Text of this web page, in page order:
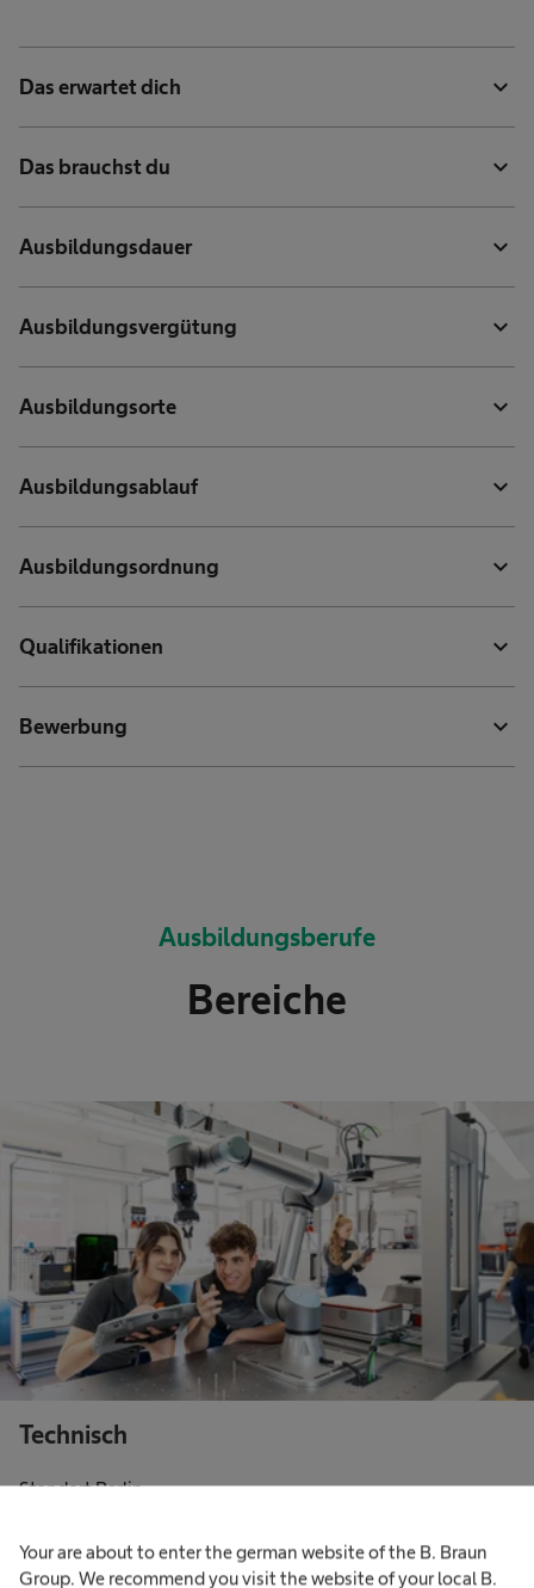
Your are about to enter the german website of the B. Braun
Group. We recommend you visit the website of your local B.
Das erwartet dich expand_more
Das brauchst du expand_more
Ausbildungsdauer expand_more
Ausbildungsvergütung expand_more
Ausbildungsorte expand_more
Ausbildungsablauf expand_more
Ausbildungsordnung expand_more
Qualifikationen expand_more
Bewerbung expand_more
Ausbildungsberufe
Bereiche
Technisch
Standort Berlin